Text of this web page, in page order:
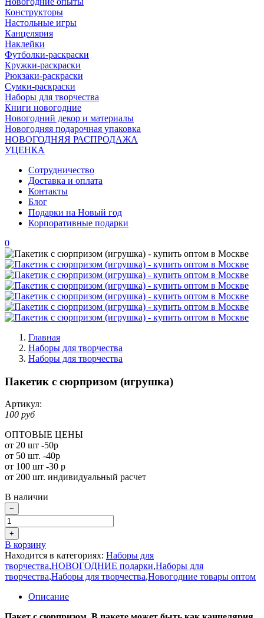
Конструкторы
Настольные игры
Канцелярия
Наклейки
Футболки-раскраски
Кружки-раскраски
Рюкзаки-раскраски
Сумки-раскраски
Наборы для творчества
Книги новогодние
Новогодний декор и материалы
Новогодняя подарочная упаковка
НОВОГОДНЯЯ РАСПРОДАЖА
УЦЕНКА
Сотрудничество
Доставка и оплата
Контакты
Блог
Подарки на Новый год
Корпоративные подарки
0
Главная
Наборы для творчества
Наборы для творчества
Пакетик с сюрпризом (игрушка)
Артикул:
100 руб
ОПТОВЫЕ ЦЕНЫ
от 20 шт -50р
от 50 шт. -40р
от 100 шт -30 р
от 200 шт. индивидуальный расчет
В наличии
−
+
В корзину
Находится в категориях: Наборы для
творчества,НОВОГОДНИЕ подарки,Наборы для
творчества,Наборы для творчества,Новогодние товары оптом
Описание